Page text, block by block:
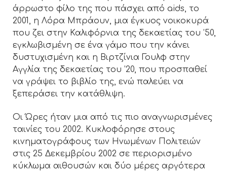
άρρωστο φίλο της που πάσχει από aids, το
2001, η Λόρα Μπράουν, μια έγκυος νοικοκυρά
που ζει στην Καλιφόρνια της δεκαετίας του ’50,
εγκλωβισμένη σε ένα γάμο που την κάνει
δυστυχισμένη και η Βιρτζίνια Γουλφ στην
Αγγλία της δεκαετίας του ’20, που προσπαθεί
να γράψει το βιβλίο της, ενώ παλεύει να
ξεπεράσει την κατάθλιψη.
Οι Ώρες ήταν μια από τις πιο αναγνωρισμένες
ταινίες του 2002. Κυκλοφόρησε στους
κινηματογράφους των Ηνωμένων Πολιτειών
στις 25 Δεκεμβρίου 2002 σε περιορισμένο
κύκλωμα αιθουσών και δύο μέρες αργότερα